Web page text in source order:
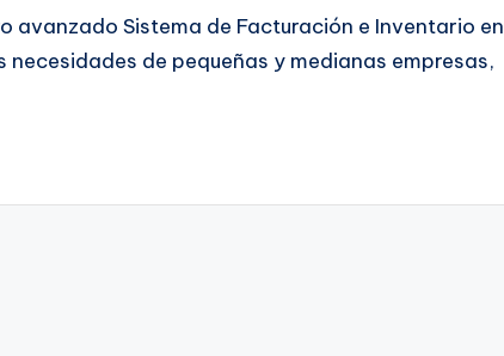
avanzado Sistema de Facturación e Inventario en
necesidades de pequeñas y medianas empresas,